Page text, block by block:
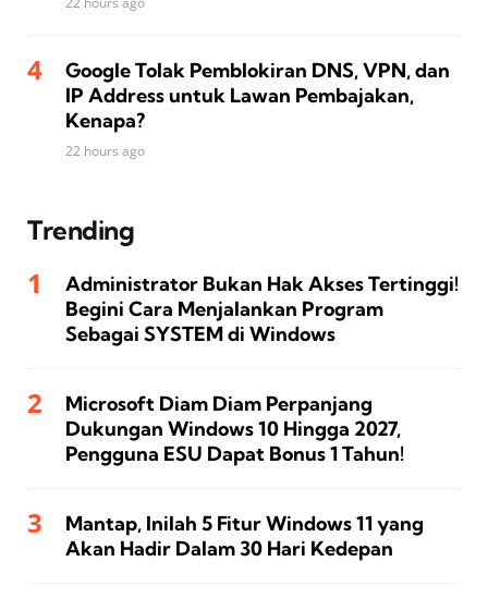
Google Tolak Pemblokiran DNS, VPN, dan
IP Address untuk Lawan Pembajakan,
Kenapa?
22 hours ago
Trending
Administrator Bukan Hak Akses Tertinggi!
Begini Cara Menjalankan Program
Sebagai SYSTEM di Windows
Microsoft Diam Diam Perpanjang
Dukungan Windows 10 Hingga 2027,
Pengguna ESU Dapat Bonus 1 Tahun!
Mantap, Inilah 5 Fitur Windows 11 yang
Akan Hadir Dalam 30 Hari Kedepan